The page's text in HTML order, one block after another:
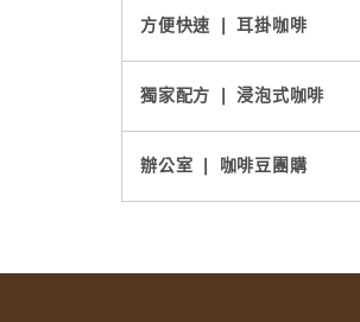
方便快速 ❘ 耳掛咖啡
獨家配方 ❘ 浸泡式咖啡
辦公室 ❘ 咖啡豆團購